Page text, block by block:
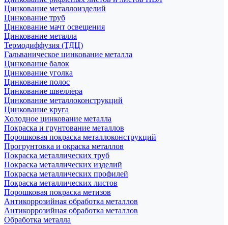
Цинкование металлоизделий
Цинкование труб
Цинкование мачт освещения
Цинкование металла
Термодиффузия (ТДЦ)
Гальваническое цинкование металла
Цинкование балок
Цинкование уголка
Цинкование полос
Цинкование швеллера
Цинкование металлоконструкций
Цинкование круга
Холодное цинкование металла
Покраска и грунтование металлов
Порошковая покраска металлоконструкций
Прогрунтовка и окраска металлов
Покраска металлических труб
Покраска металлических изделий
Покраска металлических профилей
Покраска металлических листов
Порошковая покраска метизов
Антикоррозийная обработка металлов
Антикоррозийная обработка металлов
Обработка металла